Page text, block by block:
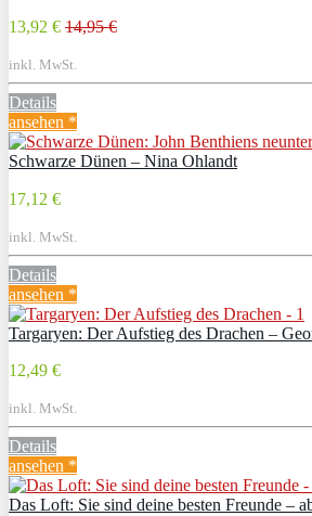
13,92 € 14,95 €
inkl. MwSt.
Details
ansehen *
Schwarze Dünen – Nina Ohlandt
17,12 €
inkl. MwSt.
Details
ansehen *
Targaryen: Der Aufstieg des Drachen –
12,49 €
inkl. MwSt.
Details
ansehen *
Das Loft: Sie sind deine besten Freunde –